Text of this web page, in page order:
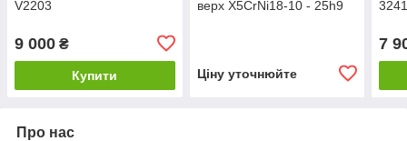
V2203
9 000 ₴
Купити
верх X5CrNi18-10 - 25h9
Ціну уточнюйте
7
Про нас